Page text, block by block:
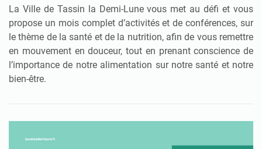
La Ville de Tassin la Demi-Lune vous met au défi et vous
propose un mois complet d’activités et de conférences, sur
le thème de la santé et de la nutrition, afin de vous remettre
en mouvement en douceur, tout en prenant conscience de
l’importance de notre alimentation sur notre santé et notre
bien-être.